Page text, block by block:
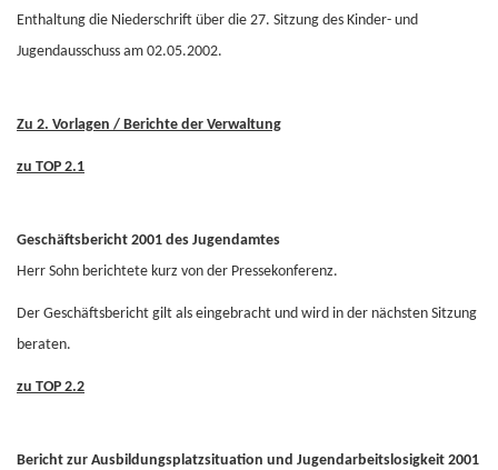
Enthaltung die Niederschrift über die 27. Sitzung des Kinder- und
Jugendausschuss am 02.05.2002.
Zu 2. Vorlagen / Berichte der Verwaltung
zu TOP 2.1
Geschäftsbericht 2001 des Jugendamtes
Herr Sohn berichtete kurz von der Pressekonferenz.
Der Geschäftsbericht gilt als eingebracht und wird in der nächsten Sitzung
beraten.
zu TOP 2.2
Bericht zur Ausbildungsplatzsituation und Jugendarbeitslosigkeit 2001